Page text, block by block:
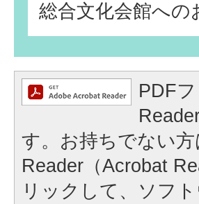
総合文化会館への
PDF
す。お持ちでない
Reader（Acrobat
リックして、ソフ